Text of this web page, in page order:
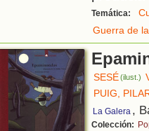
Temática:
Guerra de
SESÉ(ilust.)
PUIG,
La Galera ,
Colección: